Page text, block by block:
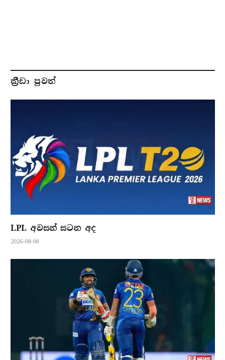
ක්‍රීඩා පුවත්
LPL අවසන් සටන අද
2026-08-08